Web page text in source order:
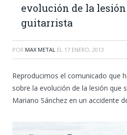
evolución de la lesión
guitarrista
POR MAX METAL EL 17 ENERO, 2013
Reproducimos el comunicado que
sobre la evolución de la lesión que
Mariano Sánchez en un accidente